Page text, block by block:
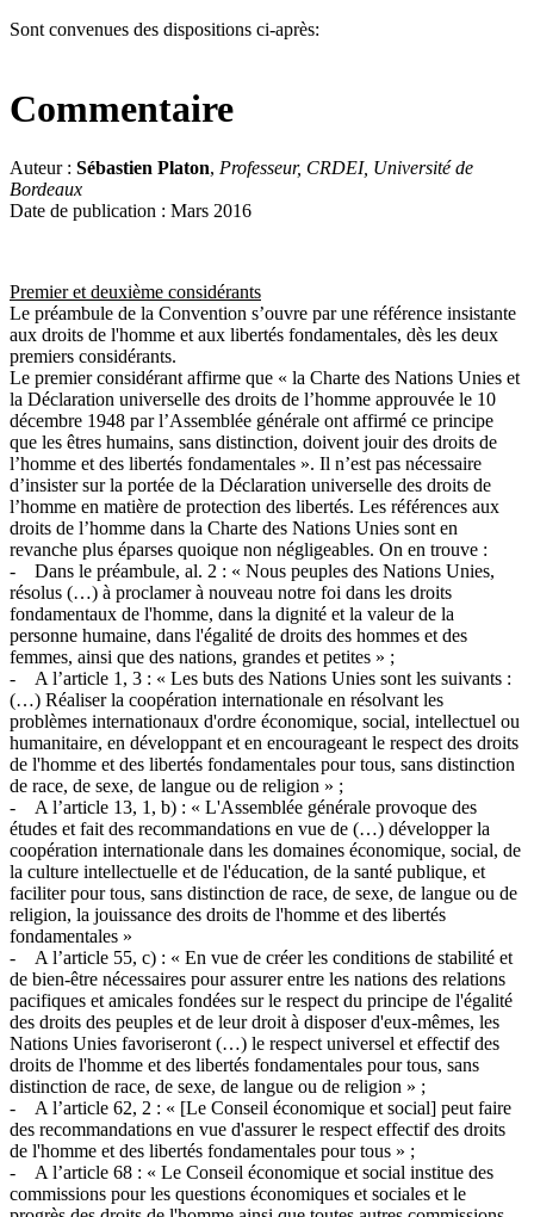
Sont convenues des dispositions ci-après:
Commentaire
Auteur : Sébastien Platon, Professeur, CRDEI, Université de
Bordeaux
Date de publication : Mars 2016
Premier et deuxième considérants
Le préambule de la Convention s’ouvre par une référence insistante
aux droits de l'homme et aux libertés fondamentales, dès les deux
premiers considérants.
Le premier considérant affirme que « la Charte des Nations Unies et
la Déclaration universelle des droits de l’homme approuvée le 10
décembre 1948 par l’Assemblée générale ont affirmé ce principe
que les êtres humains, sans distinction, doivent jouir des droits de
l’homme et des libertés fondamentales ». Il n’est pas nécessaire
d’insister sur la portée de la Déclaration universelle des droits de
l’homme en matière de protection des libertés. Les références aux
droits de l’homme dans la Charte des Nations Unies sont en
revanche plus éparses quoique non négligeables. On en trouve :
- Dans le préambule, al. 2 : « Nous peuples des Nations Unies,
résolus (…) à proclamer à nouveau notre foi dans les droits
fondamentaux de l'homme, dans la dignité et la valeur de la
personne humaine, dans l'égalité de droits des hommes et des
femmes, ainsi que des nations, grandes et petites » ;
- A l’article 1, 3 : « Les buts des Nations Unies sont les suivants :
(…) Réaliser la coopération internationale en résolvant les
problèmes internationaux d'ordre économique, social, intellectuel ou
humanitaire, en développant et en encourageant le respect des droits
de l'homme et des libertés fondamentales pour tous, sans distinction
de race, de sexe, de langue ou de religion » ;
- A l’article 13, 1, b) : « L'Assemblée générale provoque des
études et fait des recommandations en vue de (…) développer la
coopération internationale dans les domaines économique, social, de
la culture intellectuelle et de l'éducation, de la santé publique, et
faciliter pour tous, sans distinction de race, de sexe, de langue ou de
religion, la jouissance des droits de l'homme et des libertés
fondamentales »
- A l’article 55, c) : « En vue de créer les conditions de stabilité et
de bien-être nécessaires pour assurer entre les nations des relations
pacifiques et amicales fondées sur le respect du principe de l'égalité
des droits des peuples et de leur droit à disposer d'eux-mêmes, les
Nations Unies favoriseront (…) le respect universel et effectif des
droits de l'homme et des libertés fondamentales pour tous, sans
distinction de race, de sexe, de langue ou de religion » ;
- A l’article 62, 2 : « [Le Conseil économique et social] peut faire
des recommandations en vue d'assurer le respect effectif des droits
de l'homme et des libertés fondamentales pour tous » ;
- A l’article 68 : « Le Conseil économique et social institue des
commissions pour les questions économiques et sociales et le